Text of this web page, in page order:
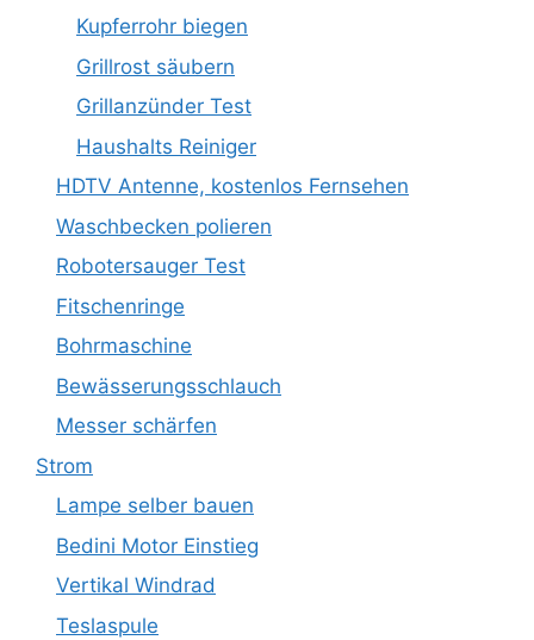
Kupferrohr biegen
Grillrost säubern
Grillanzünder Test
Haushalts Reiniger
HDTV Antenne, kostenlos Fernsehen
Waschbecken polieren
Robotersauger Test
Fitschenringe
Bohrmaschine
Bewässerungsschlauch
Messer schärfen
Strom
Lampe selber bauen
Bedini Motor Einstieg
Vertikal Windrad
Teslaspule